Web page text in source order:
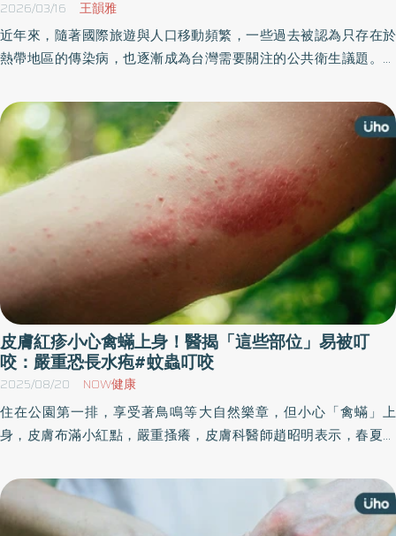
2026/03/16 王韻雅
近年來，隨著國際旅遊與人口移動頻繁，一些過去被認為只存在於
熱帶地區的傳染病，也逐漸成為台灣需要關注的公共衛生議題。其
入，但台灣的通報病例數在2025年顯示高於往年，引起注意。
皮膚紅疹小心禽蟎上身！醫揭「這些部位」易被叮
咬：嚴重恐長水疱#蚊蟲叮咬
2025/08/20 NOW健康
住在公園第一排，享受著鳥鳴等大自然樂章，但小心「禽蟎」上
身，皮膚布滿小紅點，嚴重搔癢，皮膚科醫師趙昭明表示，春夏是
蟎，引發過敏性皮膚炎。《優活健康網》特摘此篇分享禽蟎叮咬的
預防及治療。